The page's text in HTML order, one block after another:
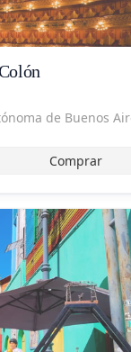
de Buenos
Comprar